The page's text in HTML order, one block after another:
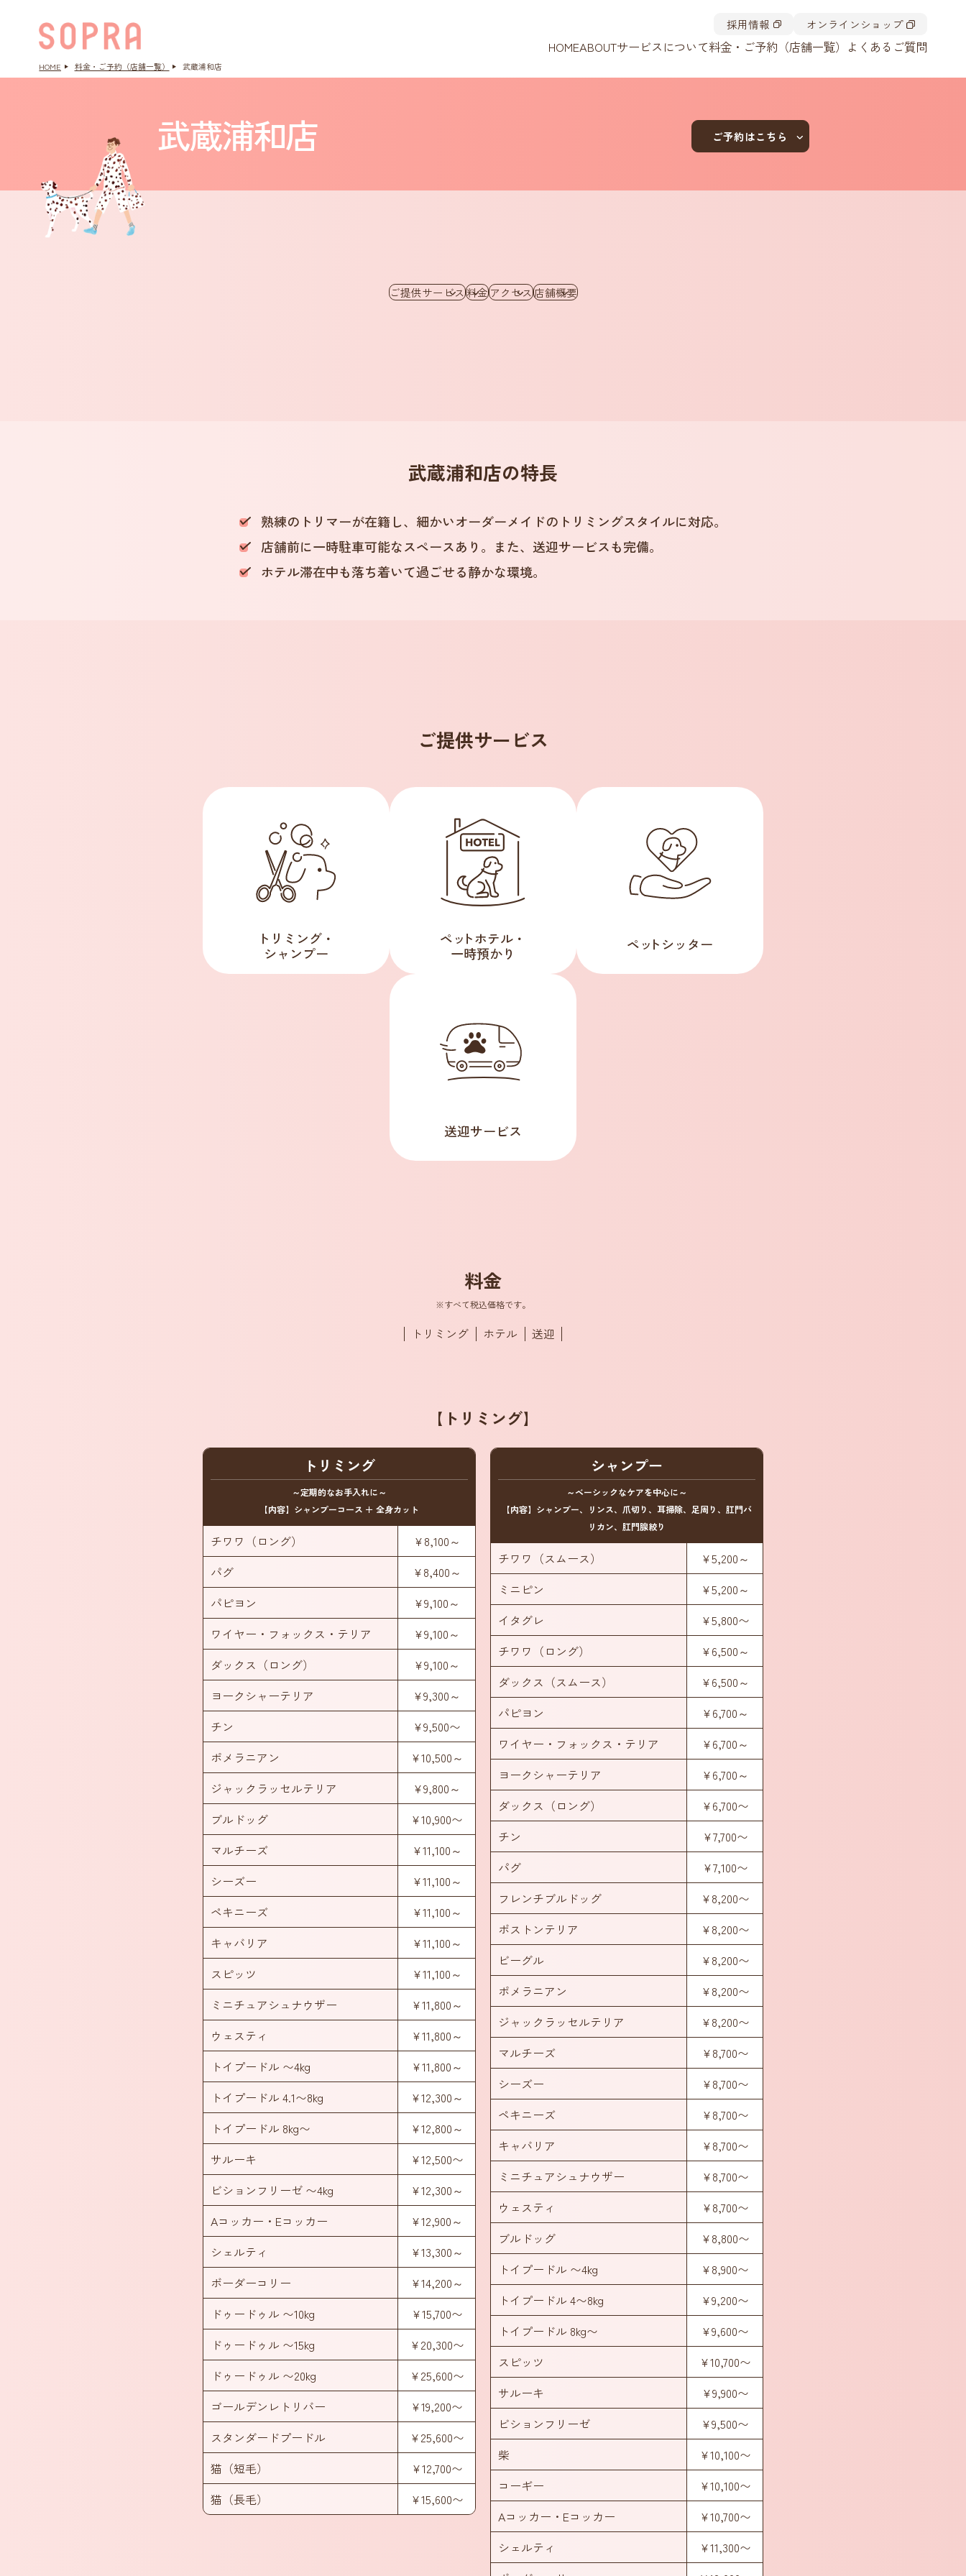
HOME 料金・ご予約（店舗一覧） 武蔵浦和店
採用情報 オンラインショップ
HOMEABOUTサービスについて料金・ご予約（店舗一覧） よくあるご質問
武蔵浦和店 ご予約はこちら
ご提供サービス料金アクセス店舗概要
武蔵浦和店の特長
熟練のトリマーが在籍し、細かいオーダーメイドのトリミングスタイルに対応。
店舗前に一時駐車可能なスペースあり。また、送迎サービスも完備。
ホテル滞在中も落ち着いて過ごせる静かな環境。
ご提供サービス
トリミング・
シャンプー
ペットホテル・
一時預かり
ペットシッター
送迎サービス
料金
※すべて税込価格です。
トリミング ホテル 送迎
【トリミング】
トリミング
～定期的なお手入れに～
【内容】シャンプーコース ＋ 全身カット
チワワ（ロング）
¥8,100～
パグ
¥8,400～
パピヨン
¥9,100～
ワイヤー・フォックス・テリア
¥9,100～
ダックス（ロング）
¥9,100～
ヨークシャーテリア
¥9,300～
チン
¥9,500〜
ポメラニアン
¥10,500～
ジャックラッセルテリア
¥9,800～
ブルドッグ
¥10,900〜
マルチーズ
¥11,100～
シーズー
¥11,100～
ペキニーズ
¥11,100～
キャバリア
¥11,100～
スピッツ
¥11,100～
ミニチュアシュナウザー
¥11,800～
ウェスティ
¥11,800～
トイプードル 〜4kg
¥11,800～
トイプードル 4.1〜8kg
¥12,300～
トイプードル 8kg〜
¥12,800～
サルーキ
¥12,500〜
ビションフリーゼ 〜4kg
¥12,300～
Aコッカー・Eコッカー
¥12,900～
シェルティ
¥13,300～
ボーダーコリー
¥14,200～
ドゥードゥル 〜10kg
¥15,700〜
ドゥードゥル 〜15kg
¥20,300〜
ドゥードゥル 〜20kg
¥25,600〜
ゴールデンレトリバー
¥19,200〜
スタンダードプードル
¥25,600〜
猫（短毛）
¥12,700〜
猫（長毛）
¥15,600〜
シャンプー
～ベーシックなケアを中心に～
【内容】シャンプー、リンス、爪切り、耳掃除、足周り、肛門バ
リカン、肛門腺絞り
チワワ（スムース）
¥5,200～
ミニピン
¥5,200～
イタグレ
¥5,800〜
チワワ（ロング）
¥6,500～
ダックス（スムース）
¥6,500～
パピヨン
¥6,700～
ワイヤー・フォックス・テリア
¥6,700～
ヨークシャーテリア
¥6,700～
ダックス（ロング）
¥6,700〜
チン
¥7,700〜
パグ
¥7,100〜
フレンチブルドッグ
¥8,200〜
ボストンテリア
¥8,200〜
ビーグル
¥8,200〜
ポメラニアン
¥8,200〜
ジャックラッセルテリア
¥8,200〜
マルチーズ
¥8,700〜
シーズー
¥8,700〜
ペキニーズ
¥8,700〜
キャバリア
¥8,700〜
ミニチュアシュナウザー
¥8,700〜
ウェスティ
¥8,700〜
ブルドッグ
¥8,800〜
トイプードル 〜4kg
¥8,900〜
トイプードル 4〜8kg
¥9,200〜
トイプードル 8kg〜
¥9,600〜
スピッツ
¥10,700〜
サルーキ
¥9,900〜
ビションフリーゼ
¥9,500〜
柴
¥10,100〜
コーギー
¥10,100〜
Aコッカー・Eコッカー
¥10,700〜
シェルティ
¥11,300〜